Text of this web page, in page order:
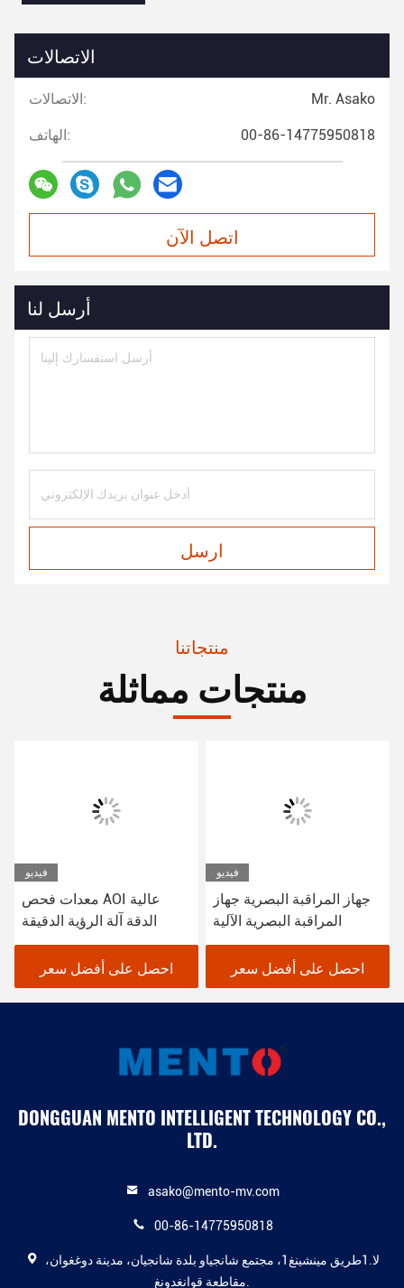
الاتصالات
الاتصالات: Mr. Asako
الهاتف: 00-86-14775950818
اتصل الآن
أرسل لنا
ارسل
منتجاتنا
منتجات مماثلة
فيديو
معدات فحص AOI عالية
الدقة آلة الرؤية الدقيقة
احصل على أفضل سعر
فيديو
جهاز المراقبة البصرية جهاز
المراقبة البصرية الآلية
احصل على أفضل سعر
DONGGUAN MENTO INTELLIGENT TECHNOLOGY CO.,
LTD.
asako@mento-mv.com
00-86-14775950818
لا.1طريق مينشينغ1، مجتمع شانجياو بلدة شانجيان، مدينة دوغغوان،
مقاطعة قوانغدونغ.